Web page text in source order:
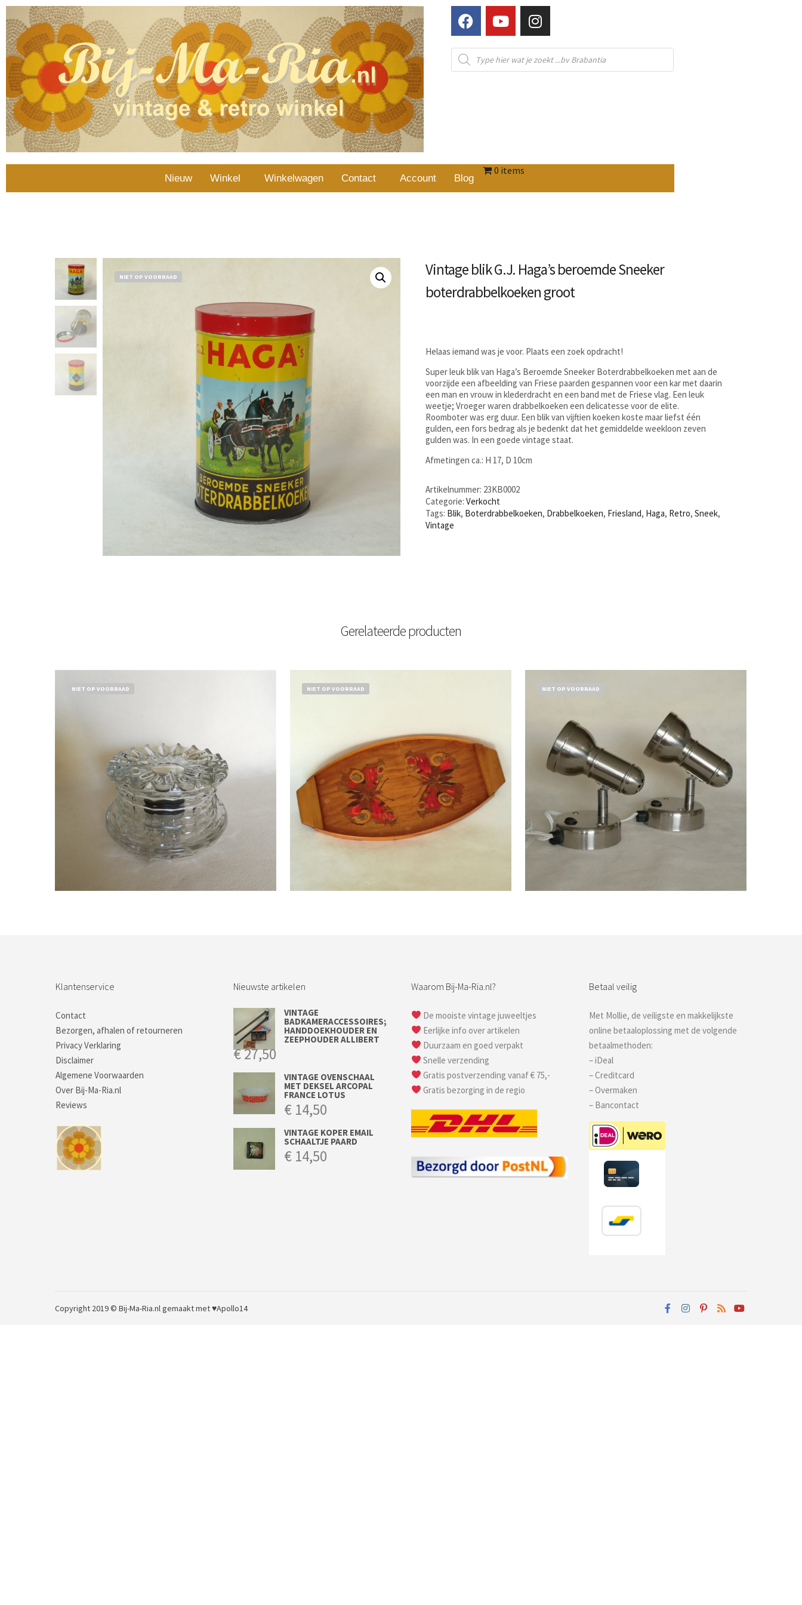
Nieuw Winkel Winkelwagen Contact Account Blog
0 items
NIET OP VOORRAAD
Vintage blik G.J. Haga’s beroemde Sneeker
boterdrabbelkoeken groot
Helaas iemand was je voor. Plaats een zoek opdracht!
Super leuk blik van Haga’s Beroemde Sneeker Boterdrabbelkoeken met aan de
voorzijde een afbeelding van Friese paarden gespannen voor een kar met daarin
een man en vrouw in klederdracht en een band met de Friese vlag. Een leuk
weetje; Vroeger waren drabbelkoeken een delicatesse voor de elite.
Roomboter was erg duur. Een blik van vijftien koeken koste maar liefst één
gulden, een fors bedrag als je bedenkt dat het gemiddelde weekloon zeven
gulden was. In een goede vintage staat.
Afmetingen ca.: H 17, D 10cm
Artikelnummer: 23KB0002
Categorie:Verkocht
Tags: Blik, Boterdrabbelkoeken, Drabbelkoeken, Friesland, Haga, Retro,Sneek,
Vintage
Gerelateerde producten
NIET OP VOORRAAD NIET OP VOORRAAD NIET OP VOORRAAD
Klantenservice
Contact
Bezorgen, afhalen of retourneren
Privacy Verklaring
Disclaimer
Algemene Voorwaarden
Over Bij-Ma-Ria.nl
Reviews
Nieuwste artikelen
VINTAGE
BADKAMERACCESSOIRES;
HANDDOEKHOUDER EN
ZEEPHOUDER ALLIBERT
€27,50
VINTAGE OVENSCHAAL
MET DEKSEL ARCOPAL
FRANCE LOTUS
€ 14,50
VINTAGE KOPER EMAIL
SCHAALTJE PAARD
€ 14,50
Waarom Bij-Ma-Ria.nl?
De mooiste vintage juweeltjes
Eerlijke info over artikelen
Duurzaam en goed verpakt
Snelle verzending
Gratis postverzending vanaf € 75,-
Gratis bezorging in de regio
Betaal veilig
Met Mollie, de veiligste en makkelijkste
online betaaloplossing met de volgende
betaalmethoden:
– iDeal
– Creditcard
– Overmaken
– Bancontact
Copyright 2019 © Bij-Ma-Ria.nlgemaakt met ♥Apollo14